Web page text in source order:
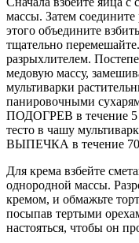
массы. Затем
этого объедините
тщательно
разрыхлителем.
медовую массу,
мультиварки
панировочными
ПОДОГРЕВ в течение 5
тесто в чашу
ВЫПЕЧКА в течение
Для крема взбейте
однородной массы.
кремом, и обмажьте
посыпав тертыми
настояться, чтобы он